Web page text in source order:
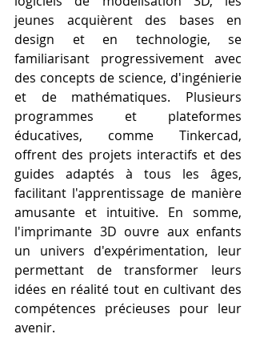
jeunes acquièrent des bases en
design et en technologie, se
familiarisant progressivement avec
des concepts de science, d'ingénierie
et de mathématiques. Plusieurs
programmes et plateformes
éducatives, comme Tinkercad,
offrent des projets interactifs et des
guides adaptés à tous les âges,
facilitant l'apprentissage de manière
amusante et intuitive. En somme,
l'imprimante 3D ouvre aux enfants
un univers d'expérimentation, leur
permettant de transformer leurs
idées en réalité tout en cultivant des
compétences précieuses pour leur
avenir.